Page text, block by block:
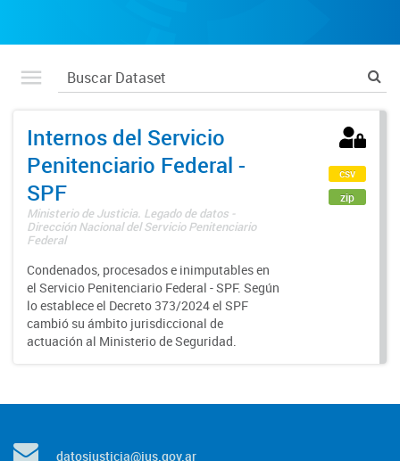
Internos del Servicio
Penitenciario Federal -
SPF
Ministerio de Justicia. Legado de datos -
Dirección Nacional del Servicio Penitenciario
Federal
Condenados, procesados e inimputables en
el Servicio Penitenciario Federal - SPF. Según
lo establece el Decreto 373/2024 el SPF
cambió su ámbito jurisdiccional de
actuación al Ministerio de Seguridad.
csv
zip
datosjusticia@jus.gov.ar